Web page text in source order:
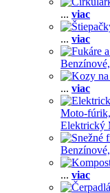
... viac
... viac
Benzínové,
... viac
Moto-
Elektrický
Benzínové,
... viac